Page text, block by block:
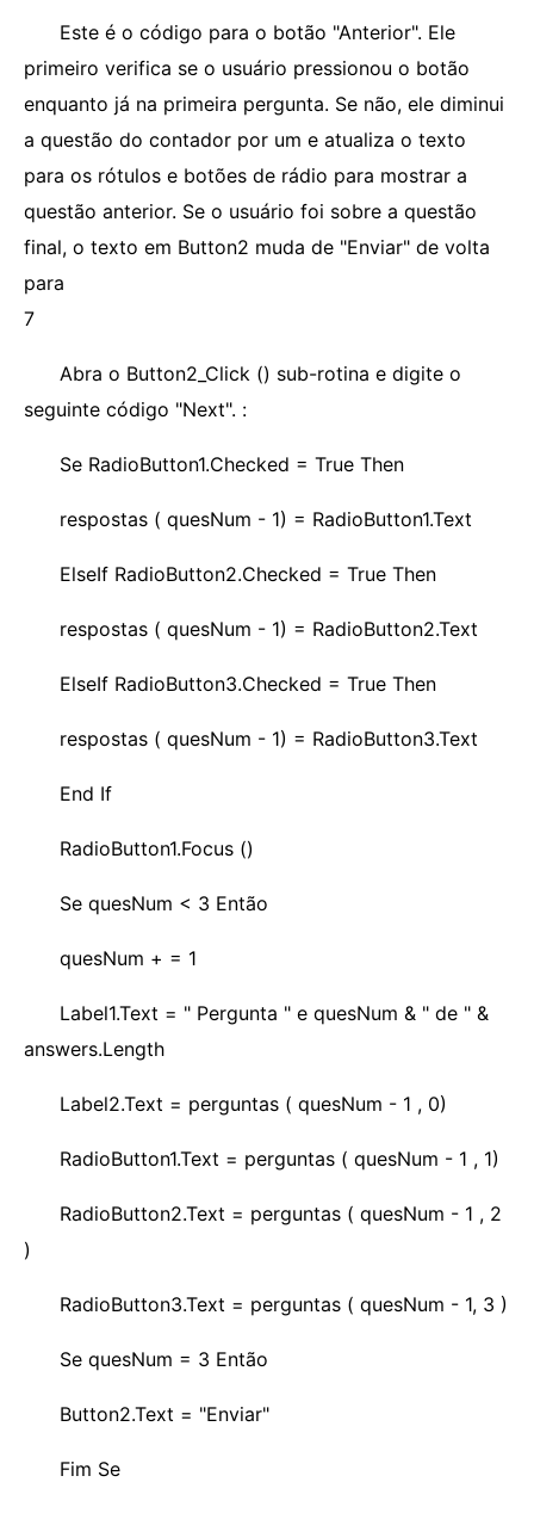
Este é o código para o botão "Anterior". Ele
primeiro verifica se o usuário pressionou o botão
enquanto já na primeira pergunta. Se não, ele diminui
a questão do contador por um e atualiza o texto
para os rótulos e botões de rádio para mostrar a
questão anterior. Se o usuário foi sobre a questão
final, o texto em Button2 muda de "Enviar" de volta
para
7
Abra o Button2_Click () sub-rotina e digite o
seguinte código "Next". :
Se RadioButton1.Checked = True Then
respostas ( quesNum - 1) = RadioButton1.Text
ElseIf RadioButton2.Checked = True Then
respostas ( quesNum - 1) = RadioButton2.Text
ElseIf RadioButton3.Checked = True Then
respostas ( quesNum - 1) = RadioButton3.Text
End If
RadioButton1.Focus ()
Se quesNum < 3 Então
quesNum + = 1
Label1.Text = " Pergunta " e quesNum & " de " &
answers.Length
Label2.Text = perguntas ( quesNum - 1 , 0)
RadioButton1.Text = perguntas ( quesNum - 1 , 1)
RadioButton2.Text = perguntas ( quesNum - 1 , 2
)
RadioButton3.Text = perguntas ( quesNum - 1, 3 )
Se quesNum = 3 Então
Button2.Text = "Enviar"
Fim Se